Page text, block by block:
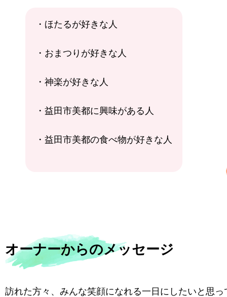
・ほたるが好きな人
・おまつりが好きな人
・神楽が好きな人
・益田市美都に興味がある人
・益田市美都の食べ物が好きな人
オーナーからのメッセージ
訪れた方々、みんな笑顔になれる一日にしたいと思っ